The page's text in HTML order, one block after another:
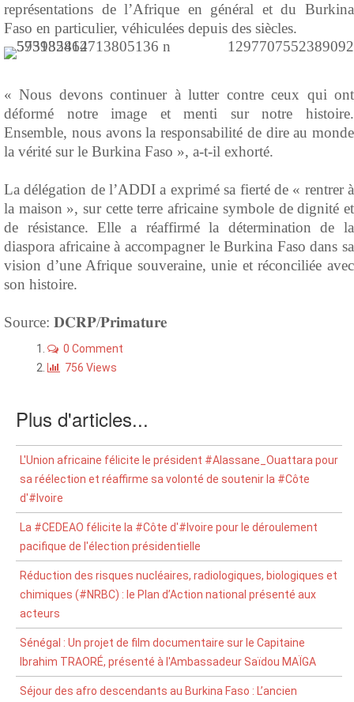
représentations de l’Afrique en général et du Burkina
Faso en particulier, véhiculées depuis des siècles.
‎« Nous devons continuer à lutter contre ceux qui ont
déformé notre image et menti sur notre histoire.
Ensemble, nous avons la responsabilité de dire au monde
la vérité sur le Burkina Faso », a-t-il exhorté.
‎La délégation de l’ADDI a exprimé sa fierté de « rentrer à
la maison », sur cette terre africaine symbole de dignité et
de résistance. Elle a réaffirmé la détermination de la
diaspora africaine à accompagner le Burkina Faso dans sa
vision d’une Afrique souveraine, unie et réconciliée avec
son histoire.
Source: ‎𝐃𝐂𝐑𝐏/𝐏𝐫𝐢𝐦𝐚𝐭𝐮𝐫𝐞
0 Comment
756 Views
Plus d'articles...
L'Union africaine félicite le président #Alassane_Ouattara pour
sa réélection et réaffirme sa volonté de soutenir la #Côte
d'#Ivoire
La #CEDEAO félicite la #Côte d'#Ivoire pour le déroulement
pacifique de l'élection présidentielle
Réduction des risques nucléaires, radiologiques, biologiques et
chimiques (#NRBC) : le Plan d’Action national présenté aux
acteurs ‎
Sénégal : Un projet de film documentaire sur le Capitaine
Ibrahim TRAORÉ, présenté à l'Ambassadeur Saïdou MAÏGA
Séjour des afro descendants au Burkina Faso : L’ancien